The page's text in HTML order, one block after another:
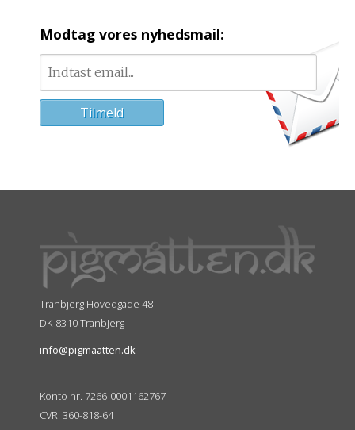
Modtag vores nyhedsmail:
Tranbjerg Hovedgade 48
DK-8310 Tranbjerg
info@pigmaatten.dk
Konto nr. 7266-0001162767
CVR: 360-818-64